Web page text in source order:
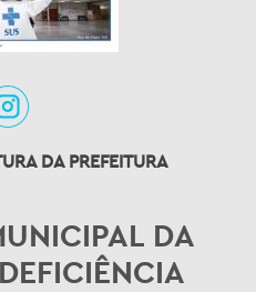
DA PREFEITURA
DA